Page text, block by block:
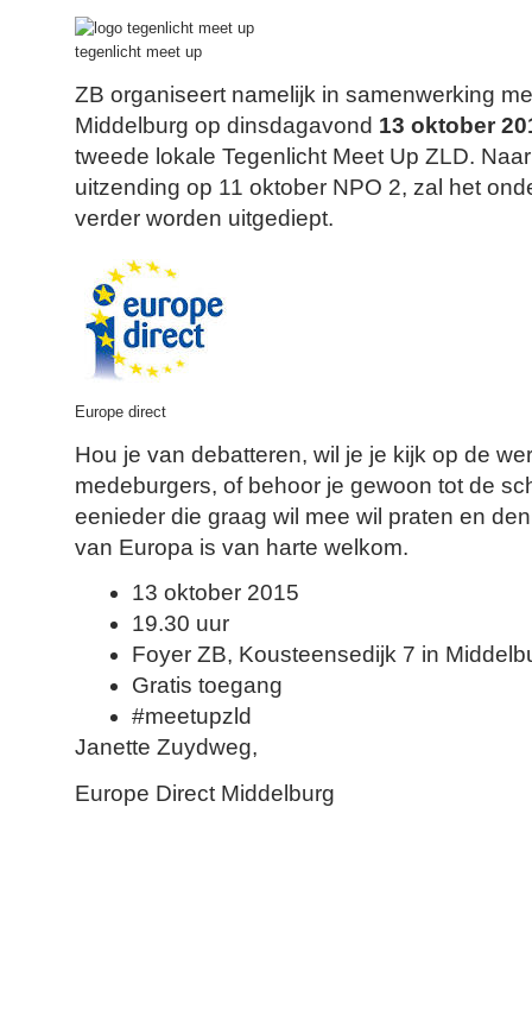
tegenlicht meet up
ZB organiseert namelijk in samenwerking
Middelburg op dinsdagavond 13 oktober
tweede lokale Tegenlicht Meet Up ZLD.
uitzending op 11 oktober NPO 2, zal het
verder worden uitgediept.
Europe direct
Hou je van debatteren, wil je je kijk op de
medeburgers, of behoor je gewoon tot de
eenieder die graag wil mee wil praten en
van Europa is van harte welkom.
13 oktober 2015
19.30 uur
Foyer ZB, Kousteensedijk 7 in
Gratis toegang
#meetupzld
Janette Zuydweg,
Europe Direct Middelburg